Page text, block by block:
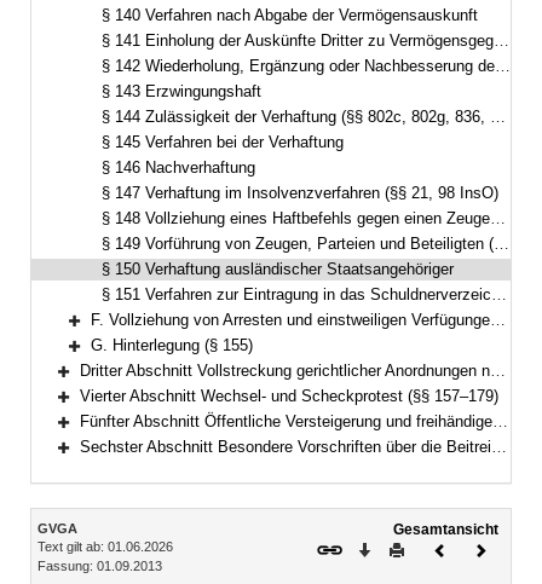
§ 140 Verfahren nach Abgabe der Vermögensauskunft
§ 141 Einholung der Auskünfte Dritter zu Vermögensgegenständen (§ 802l ZPO)
§ 142 Wiederholung, Ergänzung oder Nachbesserung des Vermögensverzeichnisses
§ 143 Erzwingungshaft
§ 144 Zulässigkeit der Verhaftung (§§ 802c, 802g, 836, 883, 888, 889 ZPO; § 94 FamFG; § 153 Absatz 2 InsO)
§ 145 Verfahren bei der Verhaftung
§ 146 Nachverhaftung
§ 147 Verhaftung im Insolvenzverfahren (§§ 21, 98 InsO)
§ 148 Vollziehung eines Haftbefehls gegen einen Zeugen (§ 390 ZPO)
§ 149 Vorführung von Zeugen, Parteien und Beteiligten (§ 372a Absatz 2, § 380 Absatz 2 ZPO, § 33 Absatz 3, § 96a Absatz 2, § 128 Absatz 4, § 178 Absatz 2 FamFG; § 98 InsO)
§ 150 Verhaftung ausländischer Staatsangehöriger
§ 151 Verfahren zur Eintragung in das Schuldnerverzeichnis (§ 882b bis 882h ZPO)
Bereich erweitern
F. Vollziehung von Arresten und einstweiligen Verfügungen (§§ 152–154)
Bereich erweitern
G. Hinterlegung (§ 155)
Bereich erweitern
Dritter Abschnitt Vollstreckung gerichtlicher Anordnungen nach dem Gesetz über das Verfahren in Familiensachen und in den Angelegenheiten der freiwilligen Gerichtsbarkeit (§ 156)
Bereich erweitern
Vierter Abschnitt Wechsel- und Scheckprotest (§§ 157–179)
Bereich erweitern
Fünfter Abschnitt Öffentliche Versteigerung und freihändiger Verkauf außerhalb der Zwangsvollstreckung (§§ 180–195)
Sechster Abschnitt Besondere Vorschriften über die Beitreibung nach dem Justizbeitreibungsgesetz und im Verwaltungsvollstreckungsverfahren (§§ 196–199)
Inhalt
GVGA
Text gilt ab: 01.06.2026
Fassung: 01.09.2013
Gesamtansicht
Download
DruckenVorheriges